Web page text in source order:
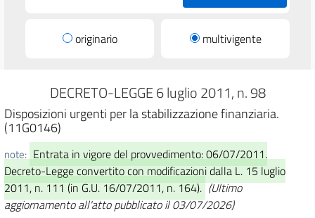
originario multivigente
DECRETO-LEGGE 6 luglio 2011, n. 98
Disposizioni urgenti per la stabilizzazione finanziaria.
(11G0146)
note: Entrata in vigore del provvedimento: 06/07/2011.
Decreto-Legge convertito con modificazioni dalla L. 15 luglio
2011, n. 111 (in G.U. 16/07/2011, n. 164). (Ultimo
aggiornamento all'atto pubblicato il 03/07/2026)